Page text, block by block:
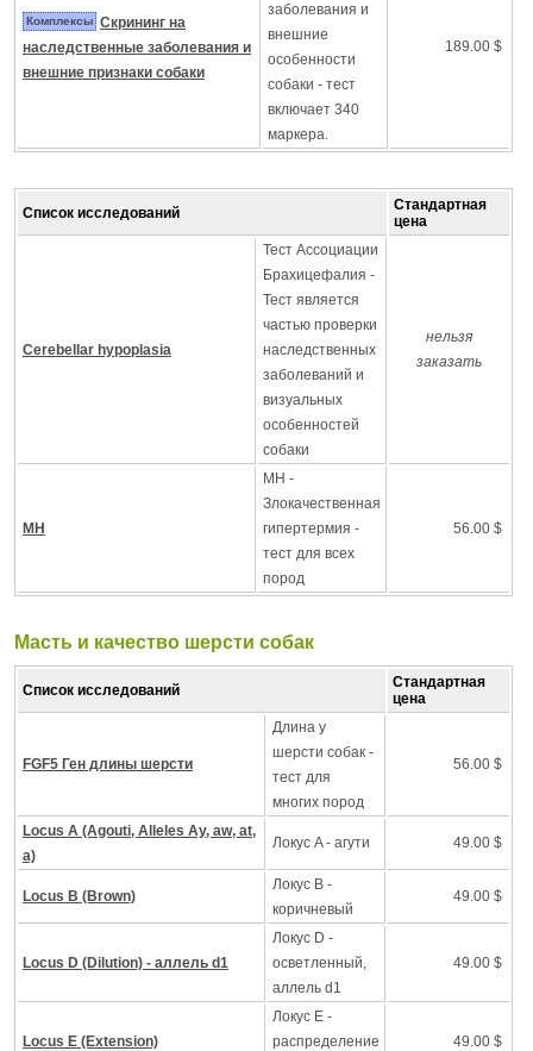
Комплексы Скрининг на
наследственные заболевания и
внешние признаки собаки
заболевания и
внешние
особенности
собаки - тест
включает 340
маркера.
189.00 $
Список исследований
Стандартная
цена
Cerebellar hypoplasia
Тест Ассоциации
Брахицефалия -
Тест является
частью проверки
наследственных
заболеваний и
визуальных
особенностей
собаки
нельзя
заказать
MH
MH -
Злокачественная
гипертермия -
тест для всех
пород
56.00 $
Масть и качество шерсти собак
Список исследований
Стандартная
цена
FGF5 Ген длины шерсти
Длина у
шерсти собак -
тест для
многих пород
56.00 $
Locus A (Agouti, Alleles Ay, aw, at,
a)
Локус A - агути 49.00 $
Locus B (Brown)
Локус B -
коричневый
49.00 $
Locus D (Dilution) - аллель d1
Локус D -
осветленный,
аллель d1
49.00 $
Locus E (Extension)
Локус Е -
распределение
49.00 $